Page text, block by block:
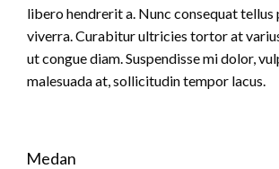
libero hendrerit a. Nunc consequat
viverra. Curabitur ultricies tortor at
ut congue diam. Suspendisse mi dolor,
malesuada at, sollicitudin tempor lacus.
Medan